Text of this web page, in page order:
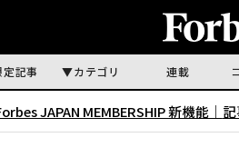
記事 カテゴリ 連載
JAPAN MEMBERSHIP 新機能｜